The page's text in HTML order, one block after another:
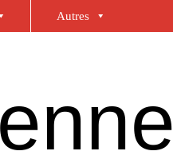
Autres